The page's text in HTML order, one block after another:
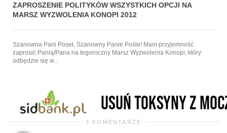
ZAPROSZENIE POLITYKÓW WSZYSTKICH OPCJI NA
MARSZ WYZWOLENIA KONOPI 2012
Szanowna Pani Poseł, Szanowny Panie Pośle! Mam przyjemność
zaprosić Panią/Pana na tegoroczny Marsz Wyzwolenia Konopi, który
odbędzie się w...
3 KOMENTARZE